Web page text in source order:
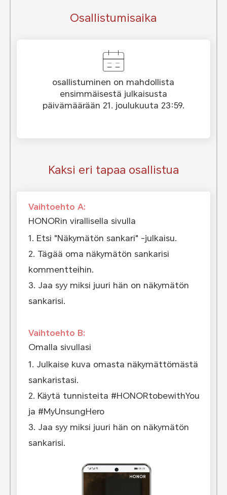
Osallistumisaika
osallistuminen on mahdollista
ensimmäisestä julkaisusta
päivämäärään 21. joulukuuta 23:59.
Kaksi eri tapaa osallistua
Vaihtoehto A:
HONORin virallisella sivulla
1. Etsi "Näkymätön sankari" -julkaisu.
2. Tägää oma näkymätön sankarisi
kommentteihin.
3. Jaa syy miksi juuri hän on näkymätön
sankarisi.
Vaihtoehto B:
Omalla sivullasi
1. Julkaise kuva omasta näkymättömästä
sankaristasi.
2. Käytä tunnisteita #HONORtobewithYou
ja #MyUnsungHero
3. Jaa syy miksi juuri hän on näkymätön
sankarisi.